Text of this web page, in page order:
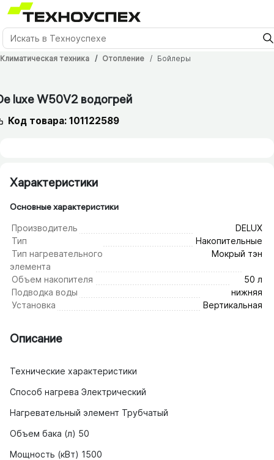
Климатическая техника Отопление Бойлеры
luxe W50V2 водогрей
Код товара: 101122589
Характеристики
Основные характеристики
Производитель
DELUX
Тип
Накопительные
Тип нагревательного
элемента
Мокрый тэн
Объем накопителя
50 л
Подводка воды
нижняя
Установка
Вертикальная
Описание
Технические характеристики
Способ нагрева Электрический
Нагревательный элемент Трубчатый
Объем бака (л) 50
Мощность (кВт) 1500